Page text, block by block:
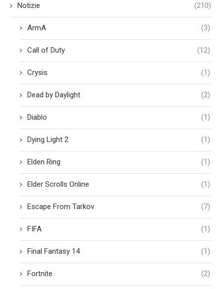
Notizie (210)
ArmA (3)
Call of Duty (12)
Crysis (1)
Dead by Daylight (2)
Diablo (1)
Dying Light 2 (1)
Elden Ring (1)
Elder Scrolls Online (1)
Escape From Tarkov (7)
FIFA (1)
Final Fantasy 14 (1)
Fortnite (2)